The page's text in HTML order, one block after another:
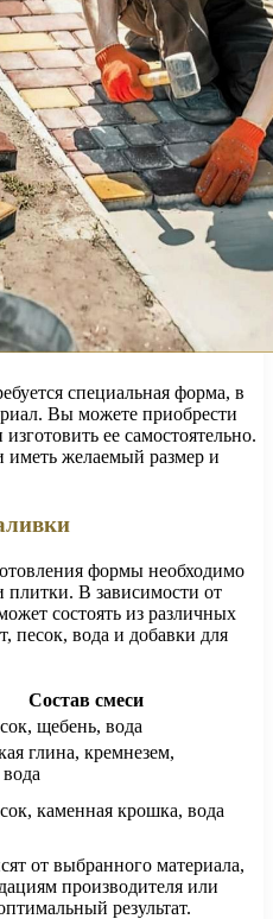
специальная форма, в
Вы можете приобрести
ее самостоятельно.
желаемый размер и
формы необходимо
плитки. В зависимости от
состоять из различных
песок, вода и добавки для
Состав смеси
щебень, вода
глина, кремнезем,
каменная крошка, вода
от выбранного материала,
производителя или
результат.